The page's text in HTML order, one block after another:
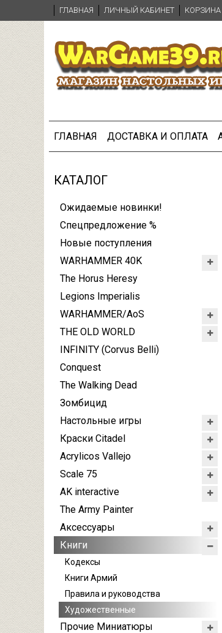
ГЛАВНАЯ ЛИЧНЫЙ КАБИНЕТ КОРЗИНА
ГЛАВНАЯ ДОСТАВКА И ОПЛАТА
КАТАЛОГ
Ожидаемые новинки!
Спецпредложение %
Новые поступления
WARHAMMER 40K
The Horus Heresy
Legions Imperialis
WARHAMMER/AoS
THE OLD WORLD
INFINITY (Corvus Belli)
Conquest
The Walking Dead
Зомбицид
Настольные игры
Краски Citadel
Acrylicos Vallejo
Scale 75
AK interactive
The Army Painter
Аксессуары
Книги
Кодексы
Книги Армий
Правила и руководства
Художественные
Прочие Миниатюры